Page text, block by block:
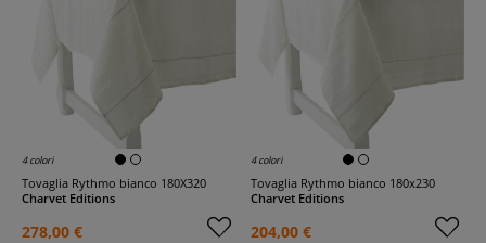
4 colori
Tovaglia Rythmo bianco 180X320
Charvet Editions
278,00 €
4 colori
Tovaglia Rythmo bianco 180x230
Charvet Editions
204,00 €